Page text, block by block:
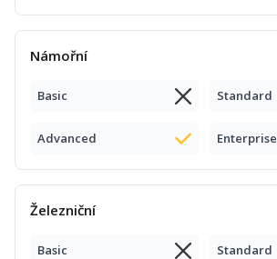
Námořní
Basic Standard
Advanced Enterprise
Železniční
Basic Standard